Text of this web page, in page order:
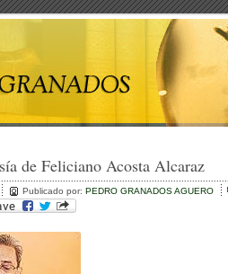
de Feliciano Acosta Alcaraz
Publicado por: PEDRO GRANADOS AGUERO